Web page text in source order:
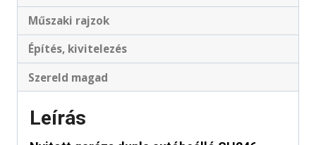
Műszaki rajzok
Építés, kivitelezés
Szereld magad
Leírás